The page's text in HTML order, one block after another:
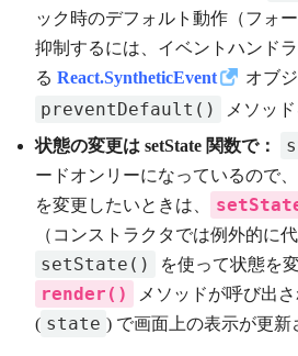
ック時のデフォルト動作（フォ
抑制するには、イベントハンド
る React.SyntheticEvent オブ
preventDefault()
メソッ
状態の変更は setState 関数で：
ードオンリーになっているので
を変更したいときは、
（コンストラクタでは例外的に
setState() を使って状態を
render()
メソッドが呼び出
( state ) で画面上の表示が更新